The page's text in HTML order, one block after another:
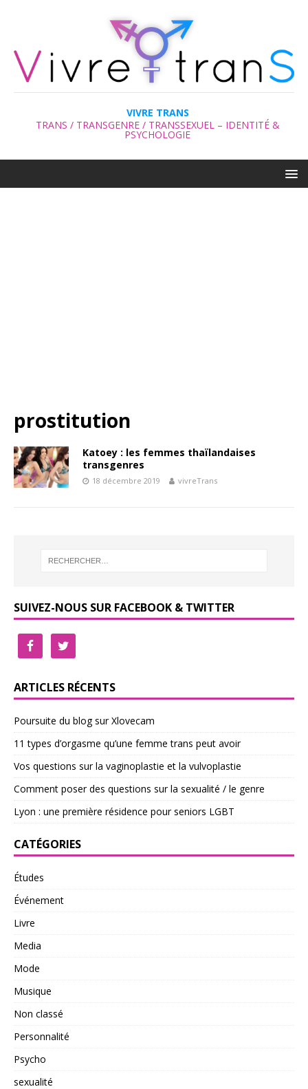
VIVRE TRANS
TRANS / TRANSGENRE / TRANSSEXUEL – IDENTITÉ &
PSYCHOLOGIE
prostitution
Katoey : les femmes thaïlandaises
transgenres
18 décembre 2019 vivreTrans
SUIVEZ-NOUS SUR FACEBOOK & TWITTER
ARTICLES RÉCENTS
Poursuite du blog sur Xlovecam
11 types d’orgasme qu’une femme trans peut avoir
Vos questions sur la vaginoplastie et la vulvoplastie
Comment poser des questions sur la sexualité / le genre
Lyon : une première résidence pour seniors LGBT
CATÉGORIES
Études
Événement
Livre
Media
Mode
Musique
Non classé
Personnalité
Psycho
sexualité